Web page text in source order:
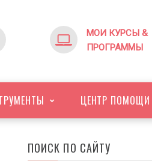
МОИ КУРСЫ &
ПРОГРАММЫ
ЦЕНТР ПОМОЩИ
ПОИСК ПО САЙТУ